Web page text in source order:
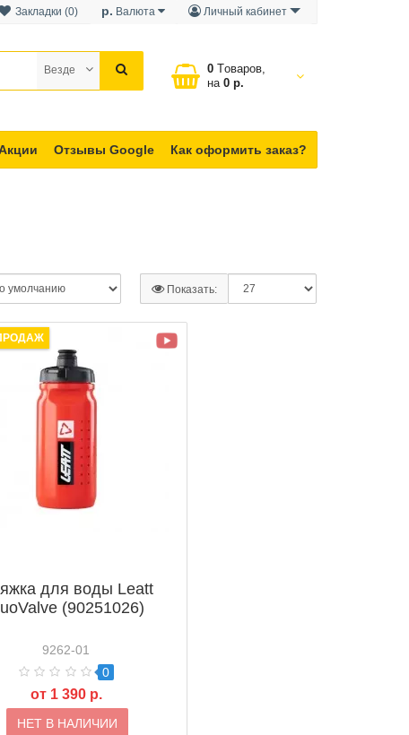
Личный кабинет
р. Валюта
Закладки (0)
0 Tоваров,
на
0 р.
Везде
Отзывы Google Как оформить заказ?
Показать:
для воды Leatt
(90251026)
9262-01
0
от 1 390 р.
НЕТ В НАЛИЧИИ